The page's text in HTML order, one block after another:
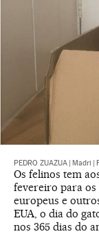
PEDRO ZUAZUA Madri
Os felinos tem
fevereiro para
europeus e
EUA, o dia do
nos 365 dias do